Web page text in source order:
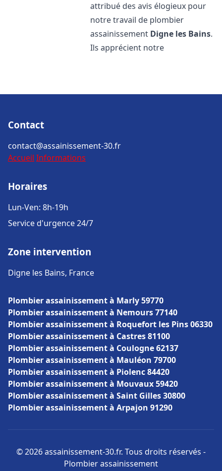
attribué des avis élogieux pour
notre travail de plombier
assainissement Digne les Bains.
Ils apprécient notre
Contact
contact@assainissement-30.fr
Accueil Informations
Horaires
Lun-Ven: 8h-19h
Service d'urgence 24/7
Zone intervention
Digne les Bains, France
Plombier assainissement à Marly 59770
Plombier assainissement à Nemours 77140
Plombier assainissement à Roquefort les Pins 06330
Plombier assainissement à Castres 81100
Plombier assainissement à Coulogne 62137
Plombier assainissement à Mauléon 79700
Plombier assainissement à Piolenc 84420
Plombier assainissement à Mouvaux 59420
Plombier assainissement à Saint Gilles 30800
Plombier assainissement à Arpajon 91290
© 2026 assainissement-30.fr. Tous droits réservés -
Plombier assainissement